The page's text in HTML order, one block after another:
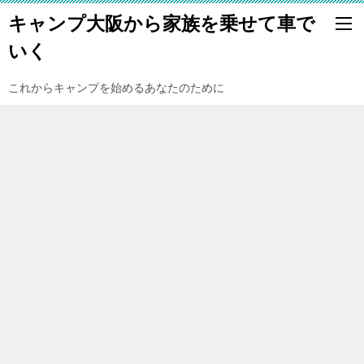
キャンプ大阪から家族を乗せて車で
いく
これからキャンプを始めるあなたのために